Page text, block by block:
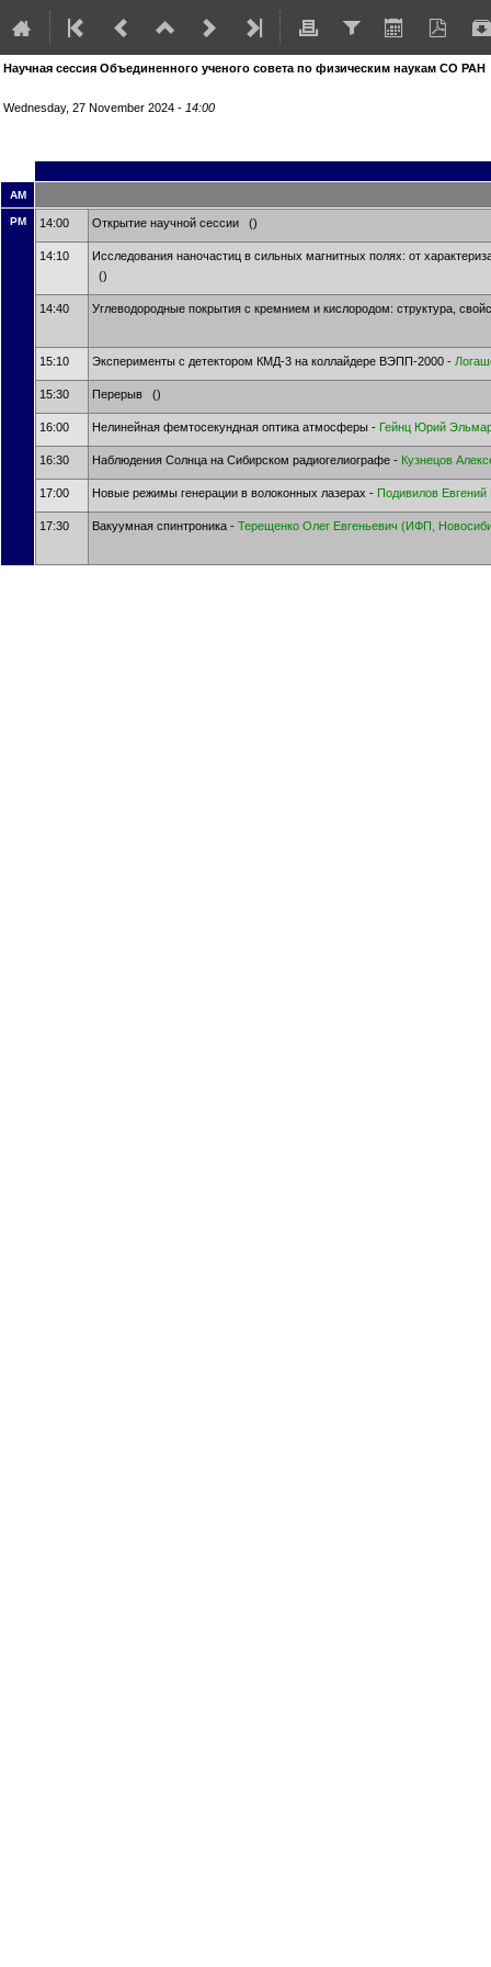
Научная сессия Объединенного ученого совета по физическим наукам СО РАН
Wednesday, 27 November 2024 - 14:00
AM
PM 14:00 Открытие научной сессии ()
14:10
Исследования наночастиц в сильных магнитных полях: от
()
14:40 Углеводородные покрытия с кремнием и кислородом: структура,
15:10 Эксперименты с детектором КМД-3 на коллайдере ВЭПП-2000 -
15:30 Перерыв ()
16:00 Нелинейная фемтосекундная оптика атмосферы - Гейнц Юрий
16:30 Наблюдения Солнца на Сибирском радиогелиографе - Кузнецов
17:00 Новые режимы генерации в волоконных лазерах - Подивилов
17:30 Вакуумная спинтроника - Терещенко Олег Евгеньевич (ИФП,